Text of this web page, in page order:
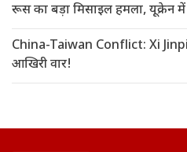
रूस का बड़ा मिसाइल हमला, यूक्रेन
China-Taiwan Conflict: Xi
आखिरी वार!